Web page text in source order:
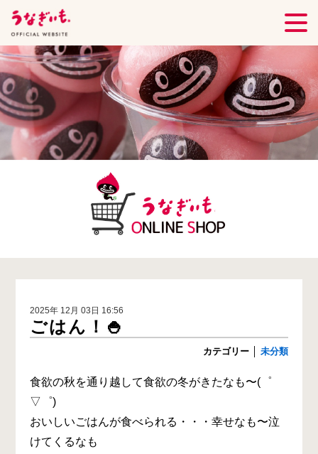
2025年 12月 03日 16:56
ごはん！🍚
カテゴリー 未分類
食欲の秋を通り越して食欲の冬がきたなも〜(゜
▽゜)
おいしいごはんが食べられる・・・幸せなも〜泣
けてくるなも